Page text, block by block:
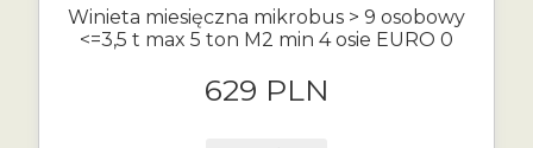
Winieta miesięczna mikrobus > 9 osobowy
<=3,5 t max 5 ton M2 min 4 osie EURO 0
629 PLN